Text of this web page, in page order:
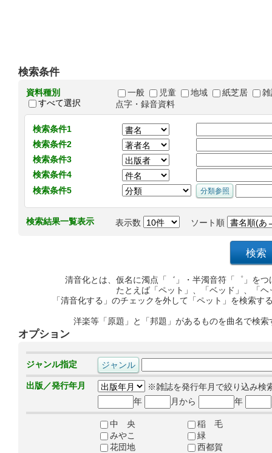
検索条件
資料種別
すべて選択
一般 児童 地域 紙芝居
点字・録音資料
検索条件1
検索条件2
検索条件3
検索条件4
検索条件5
検索結果一覧表示 表示数 ソート順
清音化とは、仮名に濁点「゛」・半濁音符「゜」を
たとえば「ペット」、「ベッド」、「
「清音化する」のチェックを外して「ペット」を検索
洋楽等「原題」と「邦題」があるものを曲名で検
オプション
ジャンル指定
出版／発行年月
※雑誌を発行年月で絞り込み検
年
月から 年
中 央
稲 毛
みやこ
緑
花団地
西都賀